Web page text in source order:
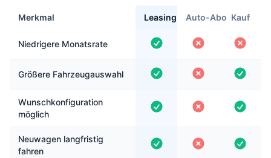
Merkmal Leasing Auto-Abo Kauf
Niedrigere Monatsrate
Größere Fahrzeugauswahl
Wunschkonfiguration
möglich
Neuwagen langfristig
fahren